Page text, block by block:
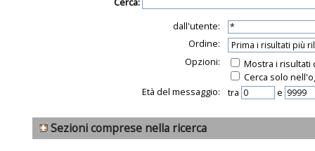
dall'utente:
Ordine:
Opzioni:
Mostra i risultati
Cerca solo
Età del messaggio:
tra e
Sezioni comprese nella ricerca